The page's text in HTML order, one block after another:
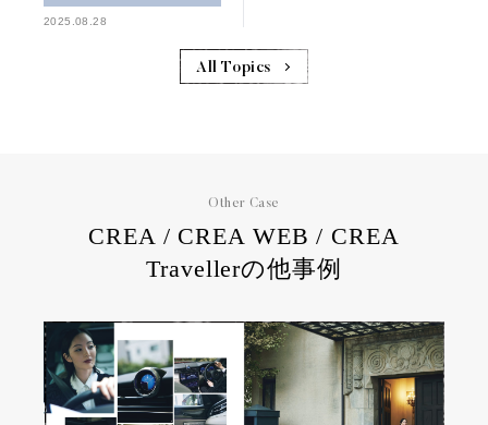
2025.08.28
All Topics
Other Case
CREA / CREA WEB / CREA
Travellerの他事例